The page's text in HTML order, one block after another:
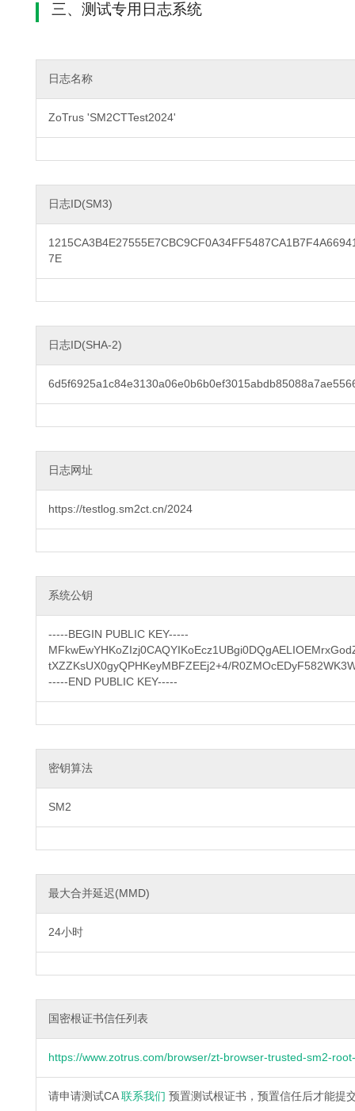
三、测试专用日志系统
日志名称
ZoTrus 'SM2CTTest2024'
日志ID(SM3)
7E
日志ID(SHA-2)
日志网址
https://testlog.sm2ct.cn/2024
系统公钥
-----BEGIN PUBLIC KEY-----
tXZZKsUX0gyQPHKeyMBFZEEj2+4/
-----END PUBLIC KEY-----
密钥算法
SM2
最大合并延迟(MMD)
24小时
国密根证书信任列表
https://www.zotrus.com/browser/zt-browser-trusted-sm2-
请申请测试CA 联系我们 预置测试根证书，预置信任后才能提